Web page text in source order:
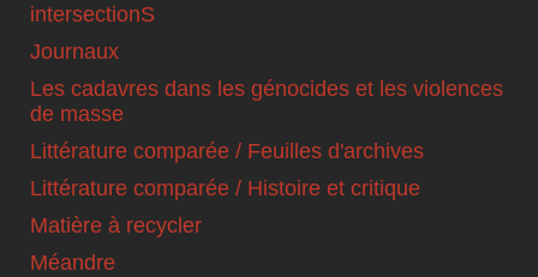
intersectionS
Journaux
Les cadavres dans les génocides et les violences
de masse
Littérature comparée / Feuilles d'archives
Littérature comparée / Histoire et critique
Matière à recycler
Méandre